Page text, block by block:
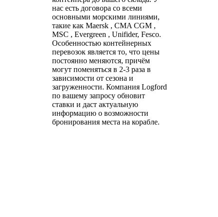
нас есть договора со всеми
основными морскими линиями,
такие как Maersk , CMA CGM ,
MSC , Evergreen , Unifider, Fesco.
Особенностью контейнерных
перевозок является то, что цены
постоянно меняются, причём
могут поменяться в 2-3 раза в
зависимости от сезона и
загруженности. Компания Logford
по вашему запросу обновит
ставки и даст актуальную
информацию о возможности
бронирования места на корабле.